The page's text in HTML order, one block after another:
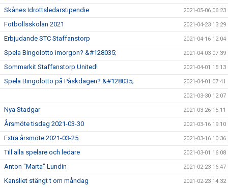
Skånes Idrottsledarstipendie 2021-05-06 06:23
Fotbollsskolan 2021 2021-04-23 13:29
Erbjudande STC Staffanstorp 2021-04-16 12:04
Spela Bingolotto imorgon? &#128035; 2021-04-03 07:39
Sommarkit Staffanstorp United! 2021-04-01 15:13
Spela Bingolotto på Påskdagen? &#128035; 2021-04-01 07:41
2021-03-30 12:07
Nya Stadgar 2021-03-26 15:11
Årsmöte tisdag 2021-03-30 2021-03-16 19:10
Extra årsmöte 2021-03-25 2021-03-16 10:36
Till alla spelare och ledare 2021-03-01 16:08
Anton "Marta" Lundin 2021-02-23 16:47
Kansliet stängt t om måndag 2021-02-23 14:32